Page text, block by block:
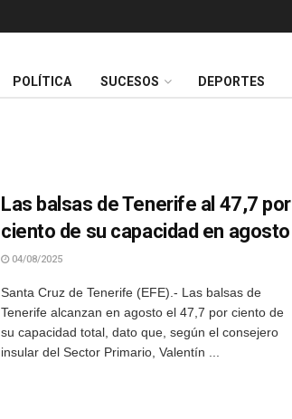
POLÍTICA SUCESOS DEPORTES
Las balsas de Tenerife al 47,7 por
ciento de su capacidad en agosto
04/08/2025
Santa Cruz de Tenerife (EFE).- Las balsas de
Tenerife alcanzan en agosto el 47,7 por ciento de
su capacidad total, dato que, según el consejero
insular del Sector Primario, Valentín ...